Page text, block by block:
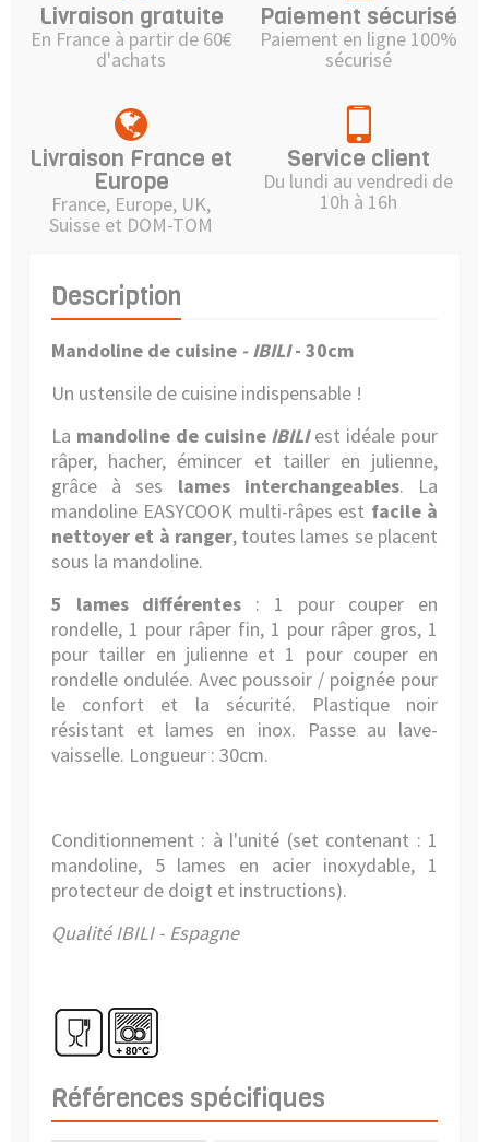
Livraison gratuite
En France à partir de 60€
d'achats
Paiement sécurisé
Paiement en ligne 100%
sécurisé
Livraison France et
Europe
France, Europe, UK,
Suisse et DOM-TOM
Service client
Du lundi au vendredi de
10h à 16h
Description
Mandoline de cuisine - IBILI- 30cm
Un ustensile de cuisine indispensable !
La mandoline de cuisine IBILIest idéale pour
râper, hacher, émincer et tailler en julienne,
grâce à ses lames interchangeables. La
mandoline EASYCOOK multi-râpes est facile à
nettoyer et à ranger, toutes lames se placent
sous la mandoline.
5 lames différentes : 1 pour couper en
rondelle, 1 pour râper fin, 1 pour râper gros, 1
pour tailler en julienne et 1 pour couper en
rondelle ondulée. Avec poussoir / poignée pour
le confort et la sécurité. Plastique noir
résistant et lames en inox. Passe au lave-
vaisselle. Longueur : 30cm.
Conditionnement : à l'unité (set contenant : 1
mandoline, 5 lames en acier inoxydable, 1
protecteur de doigt et instructions).
Qualité IBILI - Espagne
Références spécifiques